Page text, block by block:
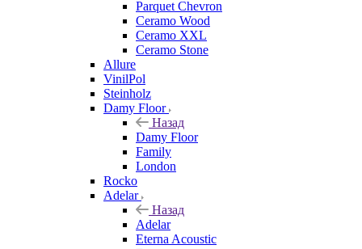
Parquet Chevron
Ceramo Wood
Ceramo XXL
Ceramo Stone
Allure
VinilPol
Steinholz
Damy Floor
Назад
Damy Floor
Family
London
Rocko
Adelar
Назад
Adelar
Eterna Acoustic